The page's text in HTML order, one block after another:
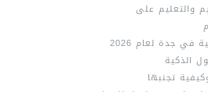
والتعليم على
في جدة لعام 2026
الذكية
تجنبها